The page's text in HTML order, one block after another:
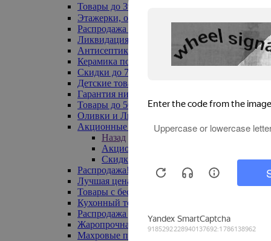
Товары до 399₽
Этажерки, обувницы
Распродажа текстиля до -50%
Ликвидация до -70%
Антисептики
Керамика по 129 руб
Скидки до 70%
Детские товары
Гарантия низкой цены
Товары до 500 руб
Оливки и Лимоны
Акционные товары
Назад
Акционные товары
Скидка 20% по промокоду
Распродажа! Ульяновск до -70%
Лучшая цена
Товары с бесплатной доставкой
Кухонный текстиль
Распродажа до -50%
Жаропрочная посуда
Махровые полотенца